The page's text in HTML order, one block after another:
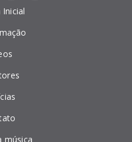
Inicial
música